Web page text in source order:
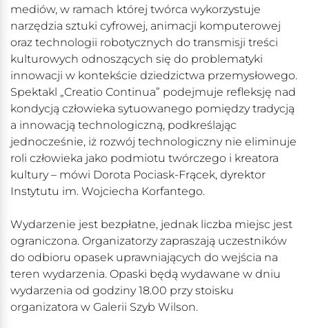
mediów, w ramach której twórca wykorzystuje
narzędzia sztuki cyfrowej, animacji komputerowej
oraz technologii robotycznych do transmisji treści
kulturowych odnoszących się do problematyki
innowacji w kontekście dziedzictwa przemysłowego.
Spektakl „Creatio Continua” podejmuje refleksję nad
kondycją człowieka sytuowanego pomiędzy tradycją
a innowacją technologiczną, podkreślając
jednocześnie, iż rozwój technologiczny nie eliminuje
roli człowieka jako podmiotu twórczego i kreatora
kultury – mówi Dorota Pociask-Frącek, dyrektor
Instytutu im. Wojciecha Korfantego.
Wydarzenie jest bezpłatne, jednak liczba miejsc jest
ograniczona. Organizatorzy zapraszają uczestników
do odbioru opasek uprawniających do wejścia na
teren wydarzenia. Opaski będą wydawane w dniu
wydarzenia od godziny 18.00 przy stoisku
organizatora w Galerii Szyb Wilson.